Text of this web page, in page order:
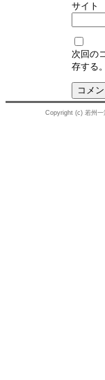
サイト
次回の
存する。
Copyright (c) 若州